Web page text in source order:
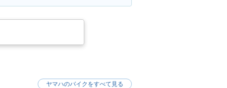
ヤマハのバイクをすべて見る